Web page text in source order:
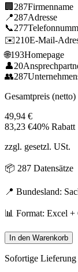
🏢 287Firmenname
📍287Adresse
📞277
✉️210E-Mail-
🌐193Homepage
👤20
👥287
Gesamtpreis (netto)
49,94 €
83,23 €40% Rabatt
zzgl. gesetzl. USt.
📦 287 Datensätze
📍 Bundesland:
📊 Format: Excel +
In den Warenkorb
Sofortige